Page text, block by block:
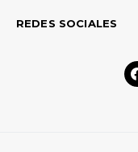
REDES SOCIALES